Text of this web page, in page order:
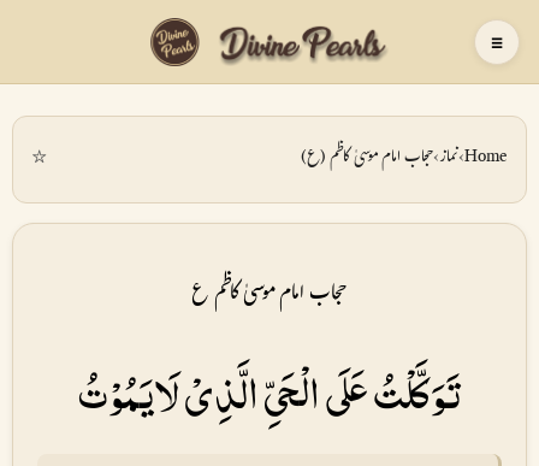
☰
Home
›نماز›حجاب امام موسیٰ کاظم (ع) ☆
حجاب امام موسیٰ کاظم ع
تَوَكَّلْتُ عَلَى الْحَىِّ الَّذِىْ لَايَمُوْتُ